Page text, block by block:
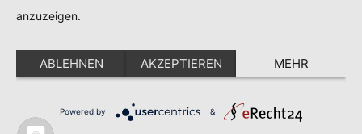
anzuzeigen.
ABLEHNEN AKZEPTIEREN MEHR
Powered by &